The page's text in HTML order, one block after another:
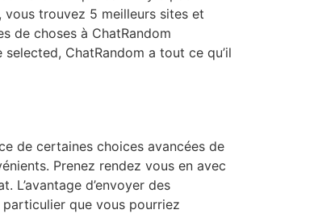
vous trouvez 5 meilleurs sites et
de choses à ChatRandom
ChatRandom a tout ce qu’il
de certaines choices avancées de
Prenez rendez vous en avec
d’envoyer des
particulier que vous pourriez